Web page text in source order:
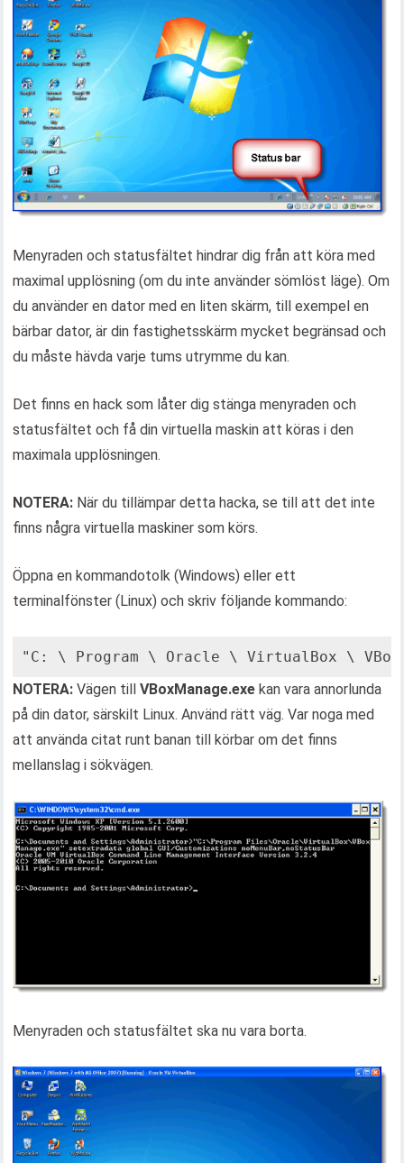
Menyraden och statusfältet hindrar dig från att köra med
maximal upplösning (om du inte använder sömlöst läge). Om
du använder en dator med en liten skärm, till exempel en
bärbar dator, är din fastighetsskärm mycket begränsad och
du måste hävda varje tums utrymme du kan.
Det finns en hack som låter dig stänga menyraden och
statusfältet och få din virtuella maskin att köras i den
maximala upplösningen.
NOTERA: När du tillämpar detta hacka, se till att det inte
finns några virtuella maskiner som körs.
Öppna en kommandotolk (Windows) eller ett
terminalfönster (Linux) och skriv följande kommando:
"C: \ Program \ Oracle \ VirtualBox \
NOTERA: Vägen tillVBoxManage.exe kan vara annorlunda
på din dator, särskilt Linux. Använd rätt väg. Var noga med
att använda citat runt banan till körbar om det finns
mellanslag i sökvägen.
Menyraden och statusfältet ska nu vara borta.